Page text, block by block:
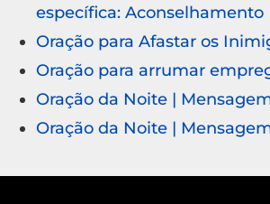
específica: Aconselhamento
Oração para Afastar os
Oração para arrumar
Oração da Noite |
Oração da Noite |